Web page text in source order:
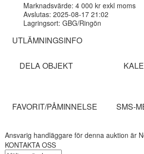
Marknadsvärde: 4 000 kr exkl moms
Avslutas: 2025-08-17 21:02
Lagringsort: GBG/Ringön
UTLÄMNINGSINFO
DELA OBJEKT
FAVORIT/PÅMINNELSE SMS-
Ansvarig handläggare för denna auktion är
KONTAKTA OSS